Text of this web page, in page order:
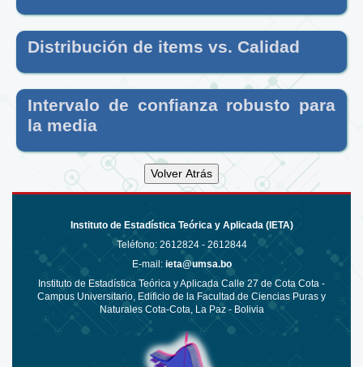
Distribución de items vs. Calidad
Intervalo de confianza robusto para
la media
Instituto de Estadística Teórica y Aplicada (IETA)
Teléfono: 2612824 - 2612844
E-mail: ieta@umsa.bo
Instituto de Estadística Teórica y Aplicada Calle 27 de Cota Cota -
Campus Universitario, Edificio de la Facultad de Ciencias Puras y
Naturales Cota-Cota, La Paz - Bolivia